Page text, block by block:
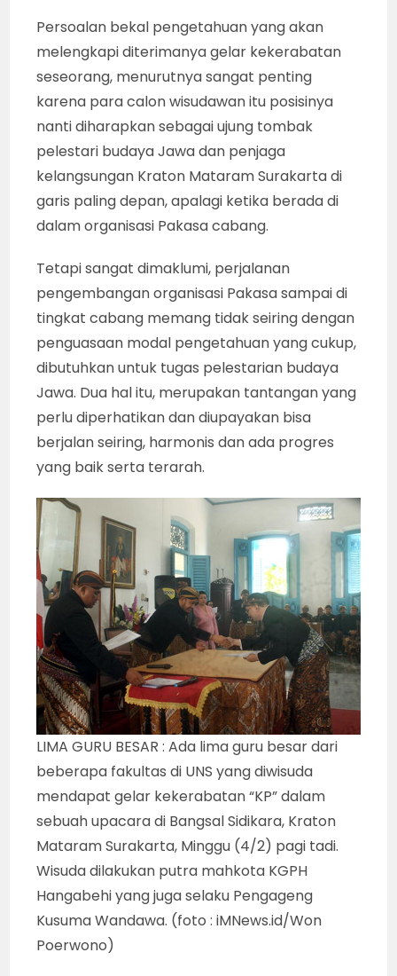
Persoalan bekal pengetahuan yang akan
melengkapi diterimanya gelar kekerabatan
seseorang, menurutnya sangat penting
karena para calon wisudawan itu posisinya
nanti diharapkan sebagai ujung tombak
pelestari budaya Jawa dan penjaga
kelangsungan Kraton Mataram Surakarta di
garis paling depan, apalagi ketika berada di
dalam organisasi Pakasa cabang.
Tetapi sangat dimaklumi, perjalanan
pengembangan organisasi Pakasa sampai di
tingkat cabang memang tidak seiring dengan
penguasaan modal pengetahuan yang cukup,
dibutuhkan untuk tugas pelestarian budaya
Jawa. Dua hal itu, merupakan tantangan yang
perlu diperhatikan dan diupayakan bisa
berjalan seiring, harmonis dan ada progres
yang baik serta terarah.
LIMA GURU BESAR : Ada lima guru besar dari
beberapa fakultas di UNS yang diwisuda
mendapat gelar kekerabatan “KP” dalam
sebuah upacara di Bangsal Sidikara, Kraton
Mataram Surakarta, Minggu (4/2) pagi tadi.
Wisuda dilakukan putra mahkota KGPH
Hangabehi yang juga selaku Pengageng
Kusuma Wandawa. (foto : iMNews.id/Won
Poerwono)